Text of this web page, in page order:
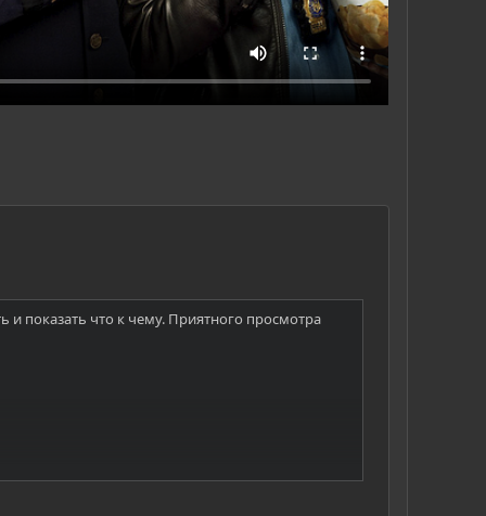
показать что к чему. Приятного просмотра